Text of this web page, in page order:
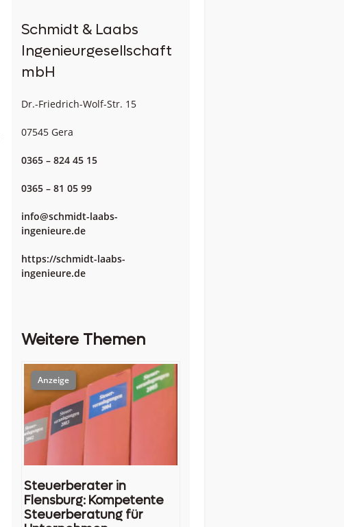
Schmidt & Laabs
Ingenieurgesellschaft
mbH
Dr.-Friedrich-Wolf-Str. 15
07545 Gera
0365 – 824 45 15
0365 – 81 05 99
info@schmidt-laabs-
ingenieure.de
https://schmidt-laabs-
ingenieure.de
Weitere Themen
Steuerberater in
Flensburg: Kompetente
Steuerberatung für